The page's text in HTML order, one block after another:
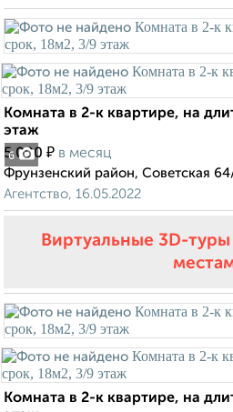
6
Комната в 2-к квартире, на
этаж
5 000 ₽ в месяц
Фрунзенский район, Советская
Агентство, 16.05.2022
Виртуальные 3D-
Комната в 2-к квартире, на